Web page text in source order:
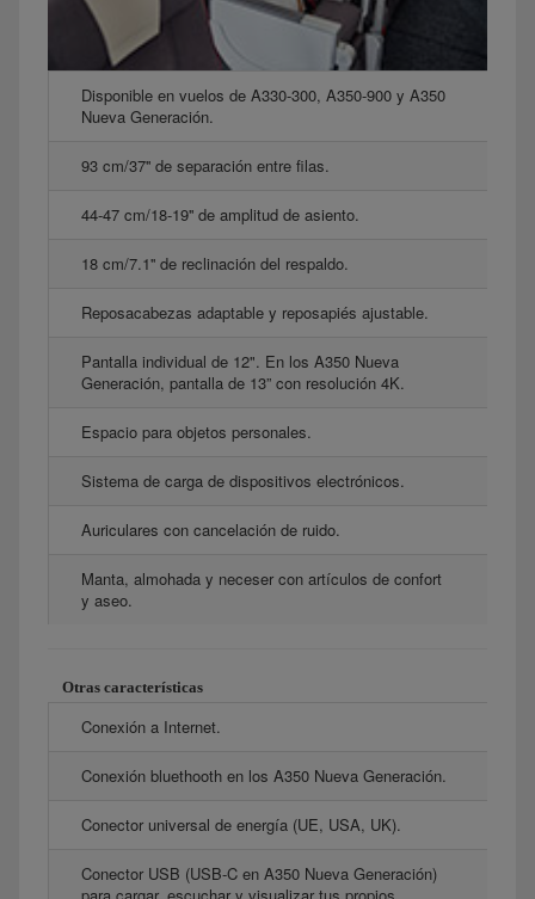
Disponible en vuelos de A330-300, A350-900 y A350
Nueva Generación.
93 cm/37'' de separación entre filas.
44-47 cm/18-19'' de amplitud de asiento.
18 cm/7.1'' de reclinación del respaldo.
Reposacabezas adaptable y reposapiés ajustable.
Pantalla individual de 12". En los A350 Nueva
Generación, pantalla de 13” con resolución 4K.
Espacio para objetos personales.
Sistema de carga de dispositivos electrónicos.
Auriculares con cancelación de ruido.
Manta, almohada y neceser con artículos de confort
y aseo.
Otras características
Conexión a Internet.
Conexión bluethooth en los A350 Nueva Generación.
Conector universal de energía (UE, USA, UK).
Conector USB (USB-C en A350 Nueva Generación)